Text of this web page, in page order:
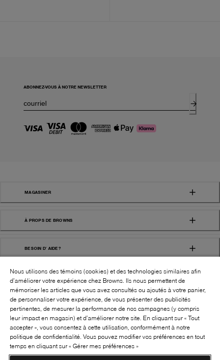
ABONNEZ-VOUS À NOTRE NEWSLETTER
MAGASINER
À PROPS DE BROWNS
BESOIN D' AIDE?
BROWNS SHOES INC. TOUS DROITS
RÉSERVÉS
SUIVEZ-NOUS!:
Nous utilisons des témoins (cookies) et des technologies similaires afin
d’améliorer votre expérience chez Browns. Ils nous permettent de
mémoriser les articles que vous avez consultés ou ajoutés à votre panier,
de personnaliser votre expérience, de vous présenter des publicités
pertinentes, de mesurer la performance de nos campagnes (y compris
leur impact en magasin) et d’améliorer notre site. En cliquant sur « Tout
accepter », vous consentez à cette utilisation, conformément à notre
politique de confidentialité. Vous pouvez modifier vos préférences en tout
temps en cliquant sur « Gérer mes préférences »